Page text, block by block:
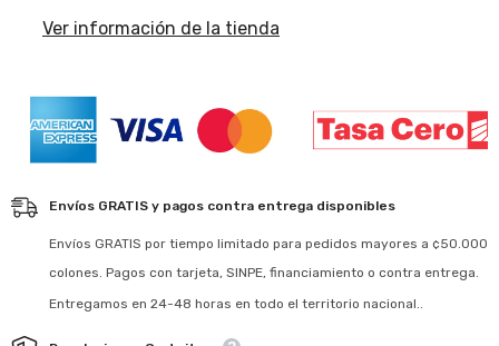
Ver información de la tienda
Envíos GRATIS y pagos contra entrega disponibles
Envíos GRATIS por tiempo limitado para pedidos mayores a ¢50.000
colones. Pagos con tarjeta, SINPE, financiamiento o contra entrega.
Entregamos en 24-48 horas en todo el territorio nacional..